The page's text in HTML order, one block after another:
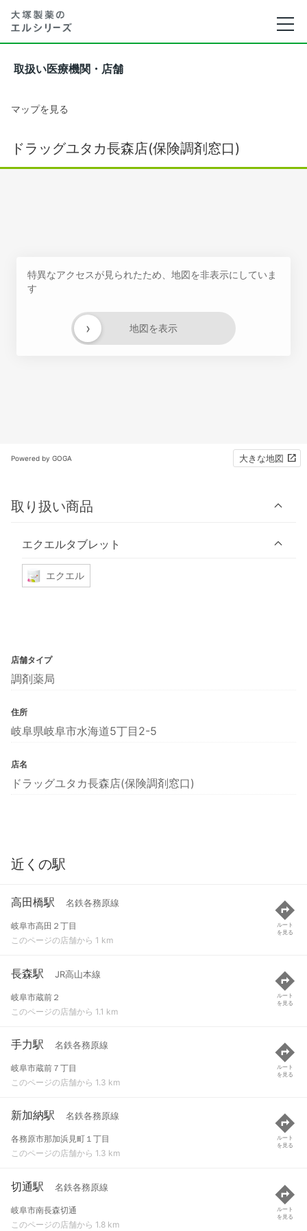
取扱い医療機関・店舗
マップを見る
ドラッグユタカ長森店(保険調剤窓口)
特異なアクセスが見られたため、地図を非表示にしていま
す
地図を表示
›
Powered by GOGA 大きな地図
取り扱い商品
エクエルタブレット
エクエル
店舗タイプ
調剤薬局
住所
岐阜県岐阜市水海道5丁目2-5
店名
ドラッグユタカ長森店(保険調剤窓口)
近くの駅
高田橋駅 名鉄各務原線
岐阜市高田２丁目
このページの店舗から 1 km
ルート
を見る
長森駅 JR高山本線
岐阜市蔵前２
このページの店舗から 1.1 km
ルート
を見る
手力駅 名鉄各務原線
岐阜市蔵前７丁目
このページの店舗から 1.3 km
ルート
を見る
新加納駅 名鉄各務原線
各務原市那加浜見町１丁目
このページの店舗から 1.3 km
ルート
を見る
切通駅 名鉄各務原線
岐阜市南長森切通
このページの店舗から 1.8 km
ルート
を見る